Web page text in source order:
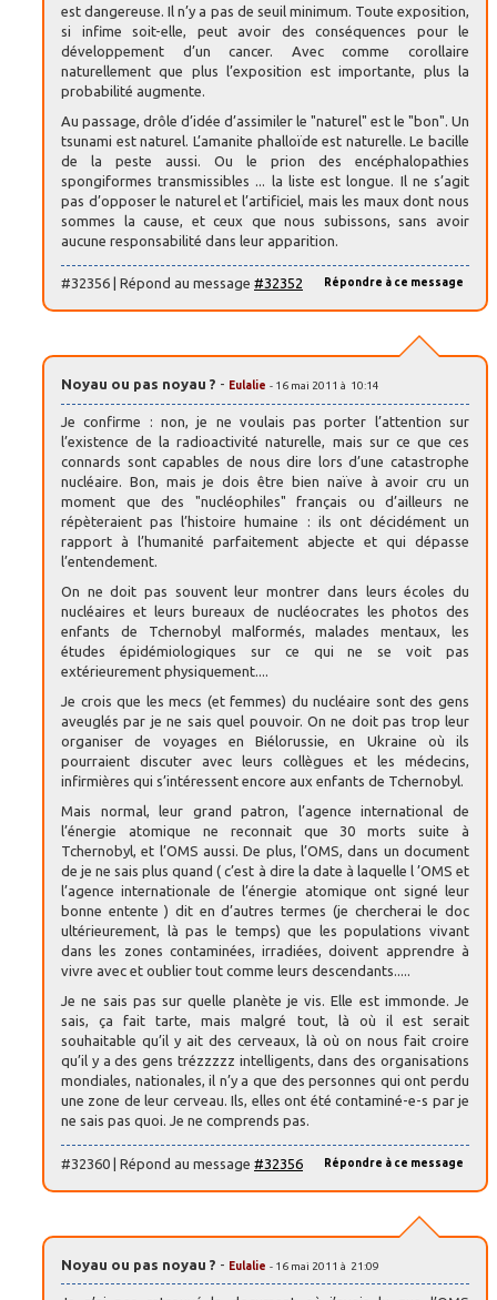
est dangereuse. Il n’y a pas de seuil minimum. Toute exposition,
si infime soit-elle, peut avoir des conséquences pour le
développement d’un cancer. Avec comme corollaire
naturellement que plus l’exposition est importante, plus la
probabilité augmente.
Au passage, drôle d’idée d’assimiler le "naturel" est le "bon". Un
tsunami est naturel. L’amanite phalloïde est naturelle. Le bacille
de la peste aussi. Ou le prion des encéphalopathies
spongiformes transmissibles ... la liste est longue. Il ne s’agit
pas d’opposer le naturel et l’artificiel, mais les maux dont nous
sommes la cause, et ceux que nous subissons, sans avoir
aucune responsabilité dans leur apparition.
Répondre à ce message
#32356 | Répond au message #32352
Noyau ou pas noyau ? - Eulalie - 16 mai 2011 à 10:14
Je confirme : non, je ne voulais pas porter l’attention sur
l’existence de la radioactivité naturelle, mais sur ce que ces
connards sont capables de nous dire lors d’une catastrophe
nucléaire. Bon, mais je dois être bien naïve à avoir cru un
moment que des "nucléophiles" français ou d’ailleurs ne
répèteraient pas l’histoire humaine : ils ont décidément un
rapport à l’humanité parfaitement abjecte et qui dépasse
l’entendement.
On ne doit pas souvent leur montrer dans leurs écoles du
nucléaires et leurs bureaux de nucléocrates les photos des
enfants de Tchernobyl malformés, malades mentaux, les
études épidémiologiques sur ce qui ne se voit pas
extérieurement physiquement....
Je crois que les mecs (et femmes) du nucléaire sont des gens
aveuglés par je ne sais quel pouvoir. On ne doit pas trop leur
organiser de voyages en Biélorussie, en Ukraine où ils
pourraient discuter avec leurs collègues et les médecins,
infirmières qui s’intéressent encore aux enfants de Tchernobyl.
Mais normal, leur grand patron, l’agence international de
l’énergie atomique ne reconnait que 30 morts suite à
Tchernobyl, et l’OMS aussi. De plus, l’OMS, dans un document
de je ne sais plus quand ( c’est à dire la date à laquelle l ’OMS et
l’agence internationale de l’énergie atomique ont signé leur
bonne entente ) dit en d’autres termes (je chercherai le doc
ultérieurement, là pas le temps) que les populations vivant
dans les zones contaminées, irradiées, doivent apprendre à
vivre avec et oublier tout comme leurs descendants.....
Je ne sais pas sur quelle planète je vis. Elle est immonde. Je
sais, ça fait tarte, mais malgré tout, là où il est serait
souhaitable qu’il y ait des cerveaux, là où on nous fait croire
qu’il y a des gens trézzzzz intelligents, dans des organisations
mondiales, nationales, il n’y a que des personnes qui ont perdu
une zone de leur cerveau. Ils, elles ont été contaminé-e-s par je
ne sais pas quoi. Je ne comprends pas.
Répondre à ce message
#32360 | Répond au message #32356
Noyau ou pas noyau ? - Eulalie - 16 mai 2011 à 21:09